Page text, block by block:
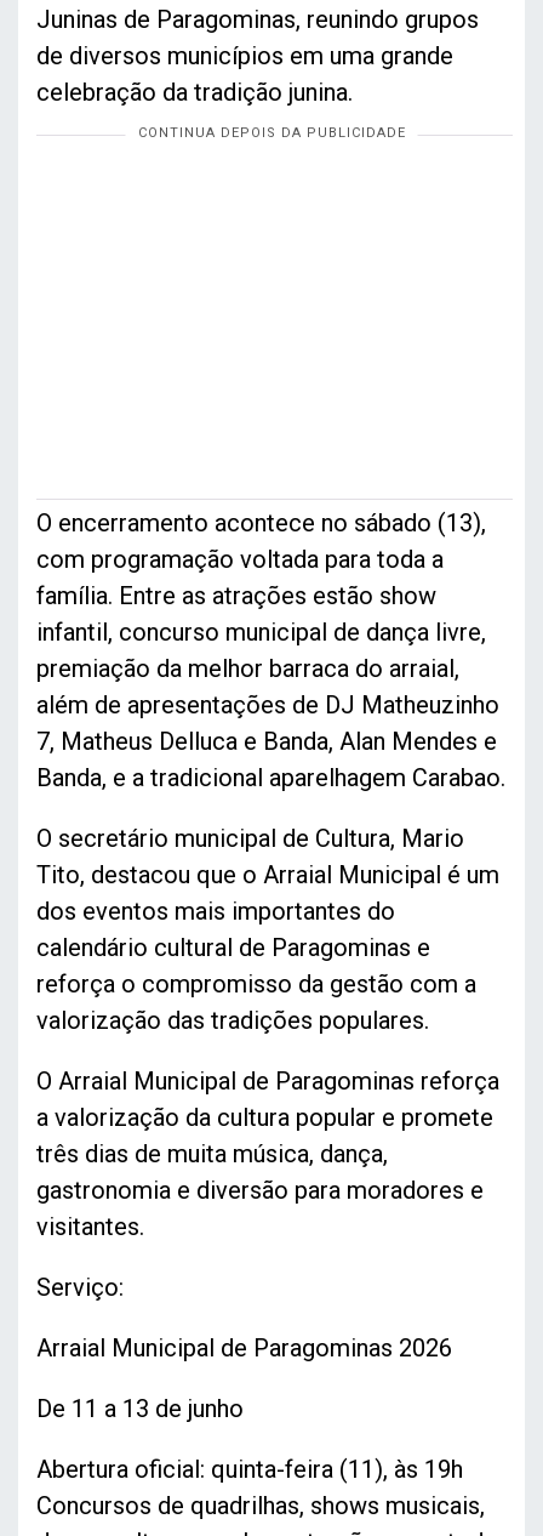
Juninas de Paragominas, reunindo grupos
de diversos municípios em uma grande
celebração da tradição junina.
O encerramento acontece no sábado (13),
com programação voltada para toda a
família. Entre as atrações estão show
infantil, concurso municipal de dança livre,
premiação da melhor barraca do arraial,
além de apresentações de DJ Matheuzinho
7, Matheus Delluca e Banda, Alan Mendes e
Banda, e a tradicional aparelhagem Carabao.
O secretário municipal de Cultura, Mario
Tito, destacou que o Arraial Municipal é um
dos eventos mais importantes do
calendário cultural de Paragominas e
reforça o compromisso da gestão com a
valorização das tradições populares.
O Arraial Municipal de Paragominas reforça
a valorização da cultura popular e promete
três dias de muita música, dança,
gastronomia e diversão para moradores e
visitantes.
Serviço:
Arraial Municipal de Paragominas 2026
De 11 a 13 de junho
Abertura oficial: quinta-feira (11), às 19h
Concursos de quadrilhas, shows musicais,